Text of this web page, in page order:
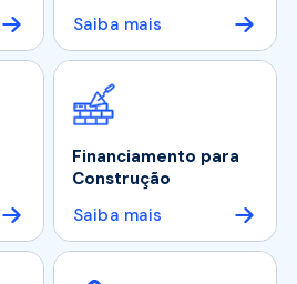
Saiba mais
Financiamento para
Construção
Saiba mais